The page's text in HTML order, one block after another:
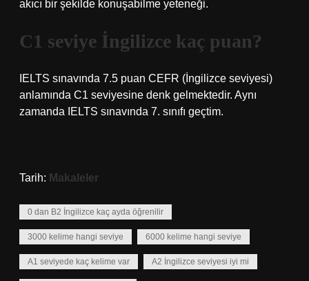
akıcı bir şekilde konuşabilme yeteneği.
C1 seviye İngilizce kaç puan?
IELTS sınavında 7.5 puan CEFR (İngilizce seviyesi)
anlamında C1 seviyesine denk gelmektedir. Aynı
zamanda IELTS sınavında 7. sınıfı geçtim.
Tarih: Makaleler
0 dan B2 İngilizce kaç ayda öğrenilir
3000 kelime hangi seviye 6000 kelime hangi seviye
A1 seviyede kaç kelime var A2 İngilizce seviyesi iyi mi